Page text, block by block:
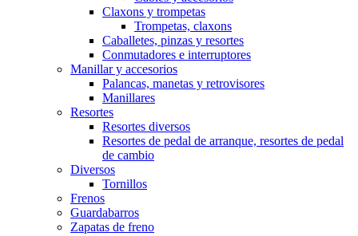
Claxons y trompetas
Trompetas, claxons
Caballetes, pinzas y resortes
Conmutadores e interruptores
Manillar y accesorios
Palancas, manetas y retrovisores
Manillares
Resortes
Resortes diversos
Resortes de pedal de arranque, resortes de pedal
de cambio
Diversos
Tornillos
Frenos
Guardabarros
Zapatas de freno